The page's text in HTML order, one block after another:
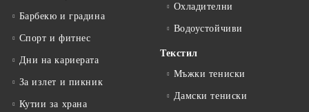
Барбекю и градина
Спорт и фитнес
Дни на кариерата
За излет и пикник
Кутии за храна
Охладителни
Водоустойчиви
Текстил
Мъжки тениски
Дамски тениски